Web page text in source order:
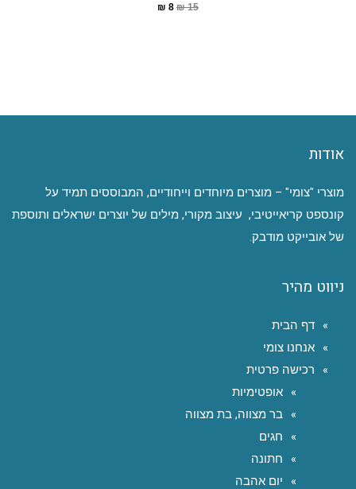
15
₪
8
₪
אודות
מוצרי "צומי" – מוצרים מיוחדים וייחודיים, המבוססים תמיד על
קונספט קריאייטיבי, עיצוב מקורי, מילים של יוצרים ישראלים ותוספת
של אובייקט מודבק.
ניווט מהיר
דף הבית
אנחנו צומי
רכישה פרטית
אופטימיות
בר מצווה, בת מצווה
חגים
חתונה
יום אהבה